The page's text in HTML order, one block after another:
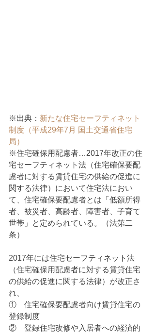
※出典： 新たな住宅セーフティネット
制度（平成29年7月 国土交通省住宅
局）
※住宅確保用配慮者…2017年改正の住
宅セーフティネット法（住宅確保要配
慮者に対する賃貸住宅の供給の促進に
関する法律）において住宅法におい
て、住宅確保要配慮者とは「低額所得
者、被災者、高齢者、障害者、子育て
世帯」と定められている。（法第二
条）
2017年には住宅セーフティネット法
（住宅確保用配慮者に対する賃貸住宅
の供給の促進に関する法律）が改正さ
れ、
①　住宅確保要配慮者向け賃貸住宅の
登録制度
②　登録住宅改修や入居者への経済的